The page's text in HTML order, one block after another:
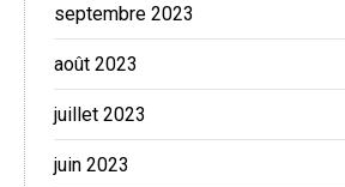
septembre 2023
août 2023
juillet 2023
juin 2023